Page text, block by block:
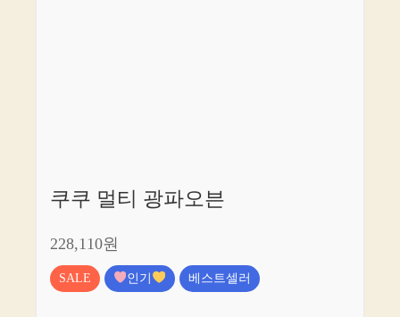
쿠쿠 멀티 광파오븐
228,110원
SALE 인기 베스트셀러